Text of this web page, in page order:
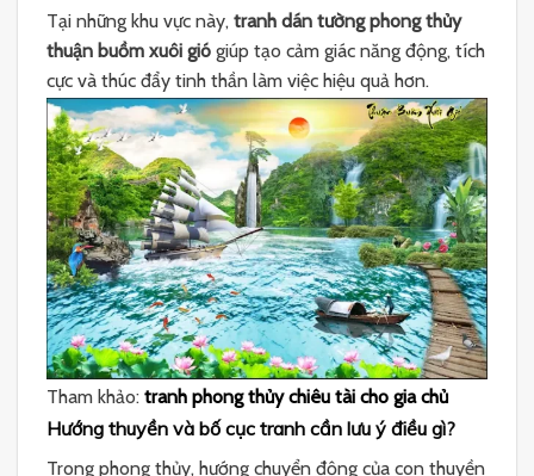
Tại những khu vực này, tranh dán tường phong thủy
thuận buồm xuôi gió giúp tạo cảm giác năng động, tích
cực và thúc đẩy tinh thần làm việc hiệu quả hơn.
Tham khảo: tranh phong thủy chiêu tài cho gia chủ
Hướng thuyền và bố cục tranh cần lưu ý điều gì?
Trong phong thủy, hướng chuyển động của con thuyền